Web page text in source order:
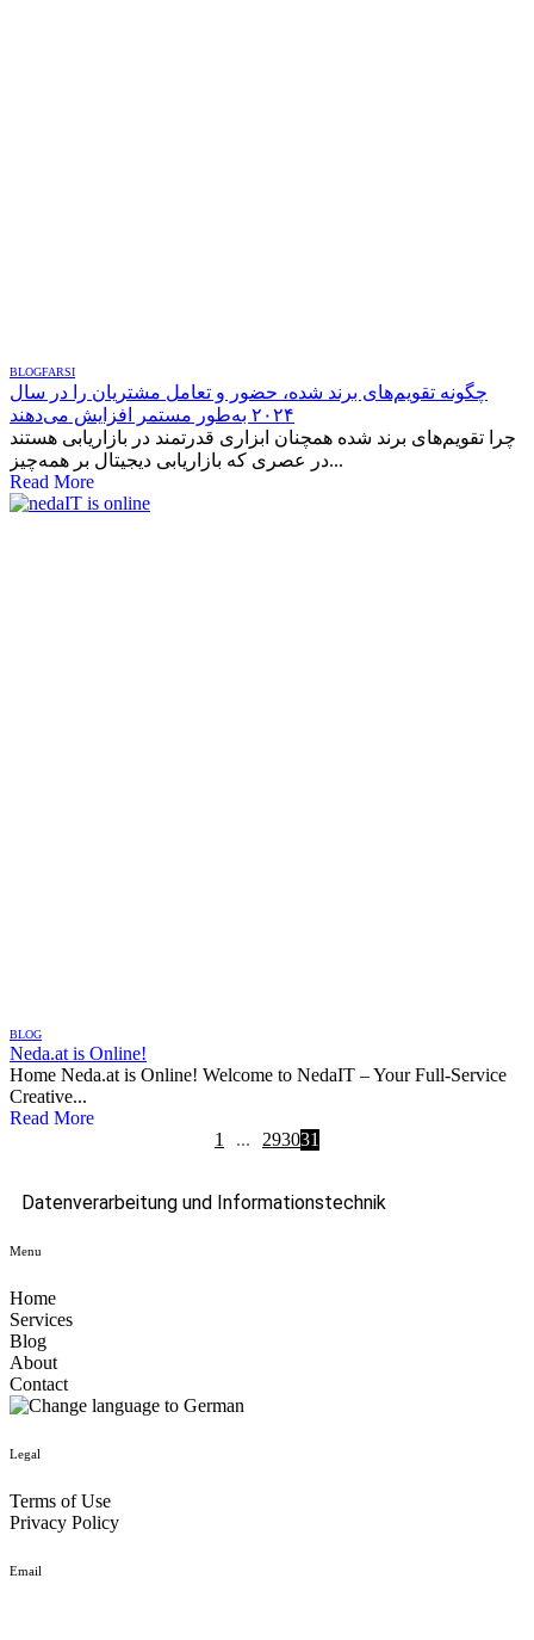
BLOGFARSI
چگونه تقویم‌های برند شده، حضور و تعامل مشتریان را در سال
۲۰۲۴ به‌طور مستمر افزایش می‌دهند
چرا تقویم‌های برند شده همچنان ابزاری قدرتمند در بازاریابی هستند
در عصری که بازاریابی دیجیتال بر همه‌چیز...
Read More
BLOG
Neda.at is Online!
Home Neda.at is Online! Welcome to NedaIT – Your Full-Service
Creative...
Read More
1
... 293031
Datenverarbeitung und Informationstechnik
Menu
Home
Services
Blog
About
Contact
Legal
Terms of Use
Privacy Policy
Email